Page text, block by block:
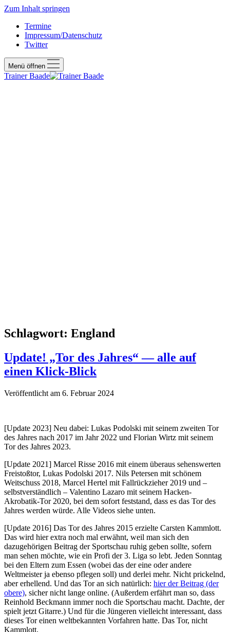
Zum Inhalt springen
Termine
Impressum/Datenschutz
Twitter
Menü öffnen
Trainer Baade
Schlagwort: England
Update! „Tor des Jahres“ — alle auf
einen Klick-Blick
Veröffentlicht am 6. Februar 2024
[Update 2023] Neu dabei: Lukas Podolski mit seinem zweiten Tor
des Jahres nach 2017 im Jahr 2022 und Florian Wirtz mit seinem
Tor des Jahres 2023.
[Update 2021] Marcel Risse 2016 mit einem überaus sehenswerten
Freistoßtor, Lukas Podolski 2017. Nils Petersen mit schönem
Weitschuss 2018, Marcel Hertel mit Fallrückzieher 2019 und –
selbstverständlich – Valentino Lazaro mit seinem Hacken-
Akrobatik-Tor 2020, bei dem sofort feststand, dass es das Tor des
Jahres werden würde. Alle Videos siehe unten.
[Update 2016] Das Tor des Jahres 2015 erzielte Carsten Kammlott.
Das wird hier extra noch mal erwähnt, weil man sich den
dazugehörigen Beitrag der Sportschau ruhig geben sollte, sofern
man sehen möchte, wie ein Profi der 3. Liga so lebt. Jeden Sonntag
bei den Eltern zum Essen (wobei das der eine oder andere
Weltmeister ja ebenso pflegen soll) und derlei mehr. Nicht prickelnd,
aber erhellend. Und das Tor an sich natürlich: hier der Beitrag (der
obere), sicher nicht lange online. (Außerdem erfährt man so, dass
Reinhold Beckmann immer noch die Sportschau macht. Dachte, der
spielt jetzt Gitarre.) Und für die Jüngeren vielleicht interessant, dass
dieses Tor einen weltbekannten Vorfahren hatte. Das Tor, nicht
Kammlott.